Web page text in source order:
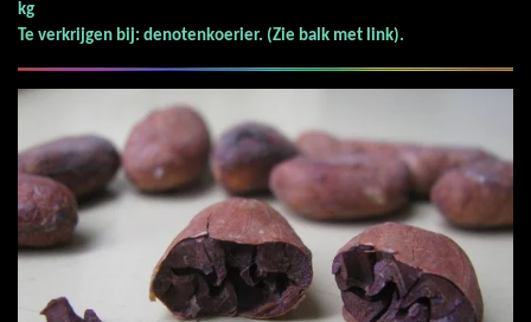
kg
Te verkrijgen bij: denotenkoerier. (Zie balk met link).